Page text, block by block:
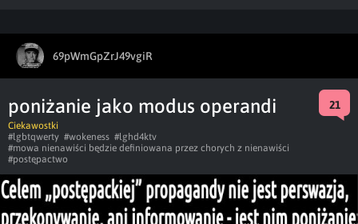
69pWmGpZrJ49vgiR
poniżanie jako modus operandi 21
Ciekawostki
#lgbtqwerty #wokeness #lghd4ktv
#mowa nienawiści będzie definiowana przez chorych z nienawiści
#postępactwo